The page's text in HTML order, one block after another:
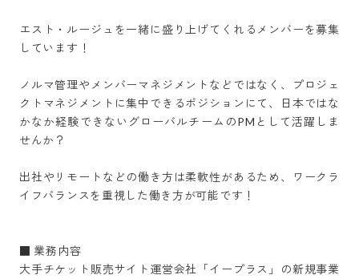
エスト・ルージュを一緒に盛り上げてくれるメンバーを募集
しています！
ノルマ管理やメンバーマネジメントなどではなく、プロジェ
クトマネジメントに集中できるポジションにて、日本ではな
かなか経験できないグローバルチームのPMとして活躍しま
せんか？
出社やリモートなどの働き方は柔軟性があるため、ワークラ
イフバランスを重視した働き方が可能です！
■ 業務内容
大手チケット販売サイト運営会社「イープラス」の新規事業